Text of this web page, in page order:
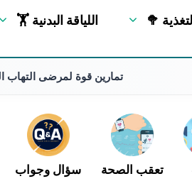
🏋 اللياقة البدنية 🥦 التغذية
10 تمارين قوة لمرضى التهاب
سؤال وجواب تعقب الصحة